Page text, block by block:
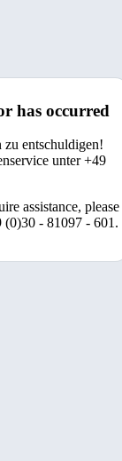
has occurred
entschuldigen!
unter +49
assistance, please
(0)30 - 81097 - 601.